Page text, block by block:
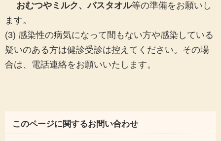
おむつやミルク、バスタオル等の準備をお願いし
ます。
(3) 感染性の病気になって間もない方や感染している
疑いのある方は健診受診は控えてください。その場
合は、電話連絡をお願いいたします。
このページに関するお問い合わせ